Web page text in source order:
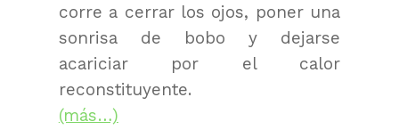
corre a cerrar los ojos, poner una
sonrisa de bobo y dejarse
acariciar por el calor
reconstituyente.
(más…)